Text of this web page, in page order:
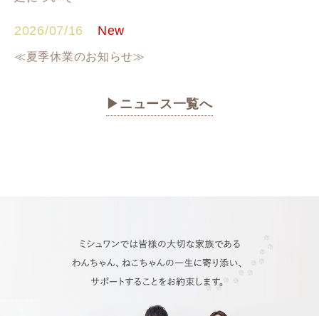
2026/07/16
≪夏季休業のお知らせ≫
ニュース一覧へ